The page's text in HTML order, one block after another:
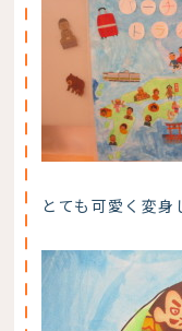
とても可愛く変